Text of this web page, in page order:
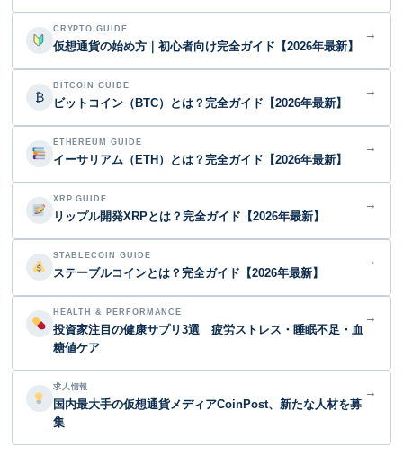
CRYPTO GUIDE
仮想通貨の始め方｜初心者向け完全ガイド【2026年最新】
→
₿
BITCOIN GUIDE
ビットコイン（BTC）とは？完全ガイド【2026年最新】
→
ETHEREUM GUIDE
イーサリアム（ETH）とは？完全ガイド【2026年最新】
→
XRP GUIDE
リップル開発XRPとは？完全ガイド【2026年最新】
→
STABLECOIN GUIDE
ステーブルコインとは？完全ガイド【2026年最新】
→
HEALTH & PERFORMANCE
投資家注目の健康サプリ3選 疲労ストレス・睡眠不足・血
糖値ケア
→
求人情報
国内最大手の仮想通貨メディアCoinPost、新たな人材を募
集
→